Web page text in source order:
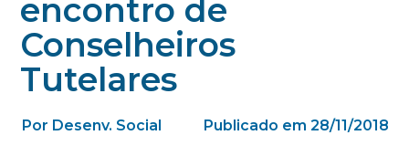
encontro de
Conselheiros
Tutelares
Por Desenv. Social Publicado em 28/11/2018